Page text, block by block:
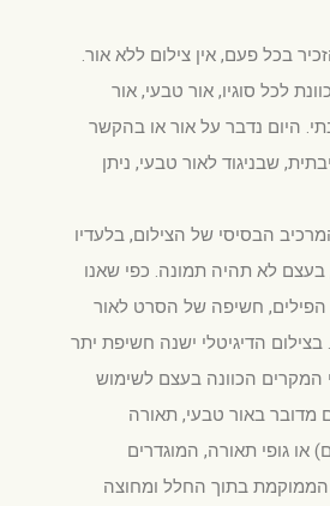
בכל פעם, אין צילום ללא אור.
לכל סוגיו, אור טבעי, אור
היום נדבר על אור או בהקשר
שבניגוד לאור טבעי, ניתן
הבסיסי של הצילום, בלעדיו
לא תהיה תמונה. כפי שאנו
הפילים, חשיפה של הסרט לאור
הדיגיטלי ישנה חשיפת יתר
המקרים הכוונה בעצם לשימוש
מדובר באור טבעי, תאורה
או גופי תאורה, המוגדרים
בתוך החלל ומחוצה